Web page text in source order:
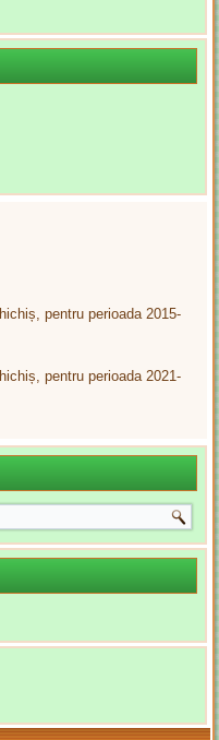
pentru perioada 2015-
pentru perioada 2021-